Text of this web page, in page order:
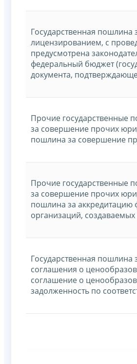
Государственная пошлина
лицензированием, с
предусмотрена
федеральный бюджет
документа,
Прочие государственные
за совершение прочих
пошлина за совершение
Прочие государственные
за совершение прочих
пошлина за аккредитацию
организаций,
Государственная пошлина
соглашения о
соглашение о
задолженность по